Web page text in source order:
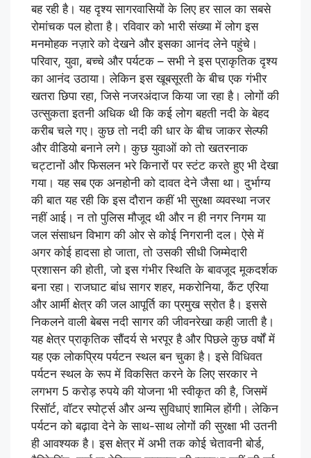
बह रही है। यह दृश्य सागरवासियों के लिए हर साल का सबसे
रोमांचक पल होता है। रविवार को भारी संख्या में लोग इस
मनमोहक नज़ारे को देखने और इसका आनंद लेने पहुंचे।
परिवार, युवा, बच्चे और पर्यटक – सभी ने इस प्राकृतिक दृश्य
का आनंद उठाया। लेकिन इस खूबसूरती के बीच एक गंभीर
खतरा छिपा रहा, जिसे नजरअंदाज किया जा रहा है। लोगों की
उत्सुकता इतनी अधिक थी कि कई लोग बहती नदी के बेहद
करीब चले गए। कुछ तो नदी की धार के बीच जाकर सेल्फी
और वीडियो बनाने लगे। कुछ युवाओं को तो खतरनाक
चट्टानों और फिसलन भरे किनारों पर स्टंट करते हुए भी देखा
गया। यह सब एक अनहोनी को दावत देने जैसा था। दुर्भाग्य
की बात यह रही कि इस दौरान कहीं भी सुरक्षा व्यवस्था नजर
नहीं आई। न तो पुलिस मौजूद थी और न ही नगर निगम या
जल संसाधन विभाग की ओर से कोई निगरानी दल। ऐसे में
अगर कोई हादसा हो जाता, तो उसकी सीधी जिम्मेदारी
प्रशासन की होती, जो इस गंभीर स्थिति के बावजूद मूकदर्शक
बना रहा। राजघाट बांध सागर शहर, मकरोनिया, कैंट एरिया
और आर्मी क्षेत्र की जल आपूर्ति का प्रमुख स्रोत है। इससे
निकलने वाली बेबस नदी सागर की जीवनरेखा कही जाती है।
यह क्षेत्र प्राकृतिक सौंदर्य से भरपूर है और पिछले कुछ वर्षों में
यह एक लोकप्रिय पर्यटन स्थल बन चुका है। इसे विधिवत
पर्यटन स्थल के रूप में विकसित करने के लिए सरकार ने
लगभग 5 करोड़ रुपये की योजना भी स्वीकृत की है, जिसमें
रिसॉर्ट, वॉटर स्पोर्ट्स और अन्य सुविधाएं शामिल होंगी। लेकिन
पर्यटन को बढ़ावा देने के साथ-साथ लोगों की सुरक्षा भी उतनी
ही आवश्यक है। इस क्षेत्र में अभी तक कोई चेतावनी बोर्ड,